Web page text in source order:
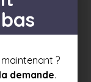
€
?
demande.